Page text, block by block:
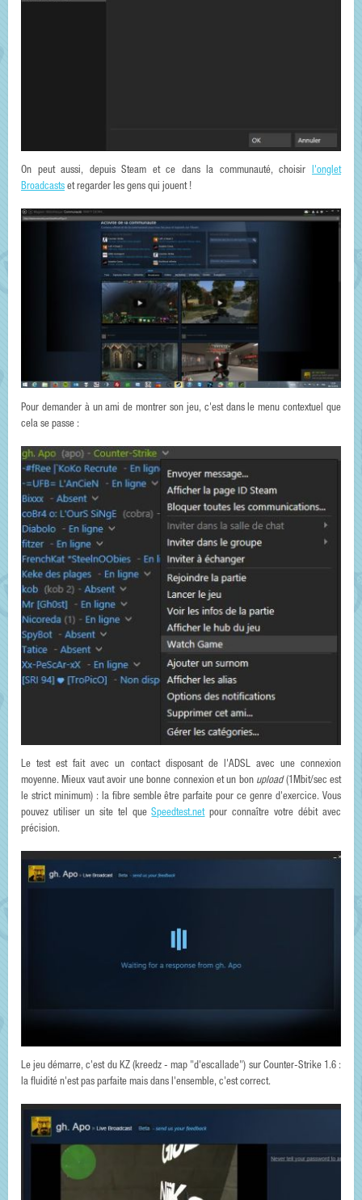
On peut aussi, depuis Steam et ce dans la communauté, choisir l'onglet
Broadcasts et regarder les gens qui jouent !
Pour demander à un ami de montrer son jeu, c'est dans le menu contextuel que
cela se passe :
Le test est fait avec un contact disposant de l'ADSL avec une connexion
moyenne. Mieux vaut avoir une bonne connexion et un bon upload(1Mbit/sec est
le strict minimum) : la fibre semble être parfaite pour ce genre d'exercice. Vous
pouvez utiliser un site tel queSpeedtest.netpour connaître votre débit avec
précision.
Le jeu démarre, c'est du KZ (kreedz - map "d'escallade") sur Counter-Strike 1.6 :
la fluidité n'est pas parfaite mais dans l'ensemble, c'est correct.